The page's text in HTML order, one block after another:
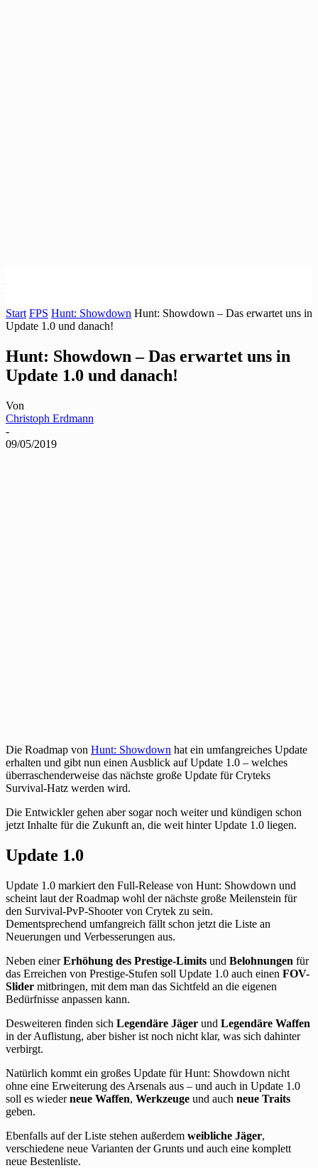
Start FPS Hunt: Showdown Hunt: Showdown – Das erwartet uns in
Update 1.0 und danach!
Hunt: Showdown – Das erwartet uns in
Update 1.0 und danach!
Von
Christoph Erdmann
-
09/05/2019
Die Roadmap von Hunt: Showdown hat ein umfangreiches Update
erhalten und gibt nun einen Ausblick auf Update 1.0 – welches
überraschenderweise das nächste große Update für Cryteks
Survival-Hatz werden wird.
Die Entwickler gehen aber sogar noch weiter und kündigen schon
jetzt Inhalte für die Zukunft an, die weit hinter Update 1.0 liegen.
Update 1.0
Update 1.0 markiert den Full-Release von Hunt: Showdown und
scheint laut der Roadmap wohl der nächste große Meilenstein für
den Survival-PvP-Shooter von Crytek zu sein.
Dementsprechend umfangreich fällt schon jetzt die Liste an
Neuerungen und Verbesserungen aus.
Neben einerErhöhung des Prestige-Limits und Belohnungen für
das Erreichen von Prestige-Stufen soll Update 1.0 auch einen FOV-
Slider mitbringen, mit dem man das Sichtfeld an die eigenen
Bedürfnisse anpassen kann.
Desweiteren finden sich Legendäre Jäger und Legendäre Waffen
in der Auflistung, aber bisher ist noch nicht klar, was sich dahinter
verbirgt.
Natürlich kommt ein großes Update für Hunt: Showdown nicht
ohne eine Erweiterung des Arsenals aus – und auch in Update 1.0
soll es wiederneue Waffen, Werkzeuge und auch neue Traits
geben.
Ebenfalls auf der Liste stehen außerdem weibliche Jäger,
verschiedene neue Varianten der Grunts und auch eine komplett
neue Bestenliste.